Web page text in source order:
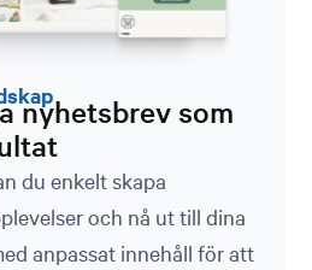
nyhetsbrev som
du enkelt skapa
och nå ut till dina
anpassat innehåll för att